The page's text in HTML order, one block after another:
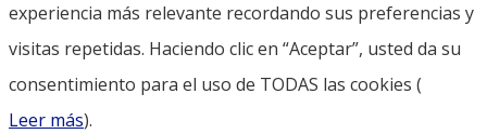
experiencia más relevante recordando sus preferencias y
visitas repetidas. Haciendo clic en “Aceptar”, usted da su
consentimiento para el uso de TODAS las cookies (
Leer más).